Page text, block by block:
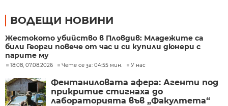
ВОДЕЩИ НОВИНИ
Жестокото убийство в Пловдив: Младежите са
били Георги повече от час и си купили дюнери с
парите му
18:08, 07.08.2026 Чете се за: 04:55 мин. У нас
Фентаниловата афера: Агенти под
прикритие стигнаха до
лабораторията във „Факултета“